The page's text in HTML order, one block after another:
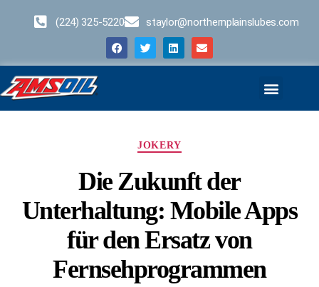
(224) 325-5220 staylor@northernplainslubes.com
JOKERY
Die Zukunft der
Unterhaltung: Mobile Apps
für den Ersatz von
Fernsehprogrammen